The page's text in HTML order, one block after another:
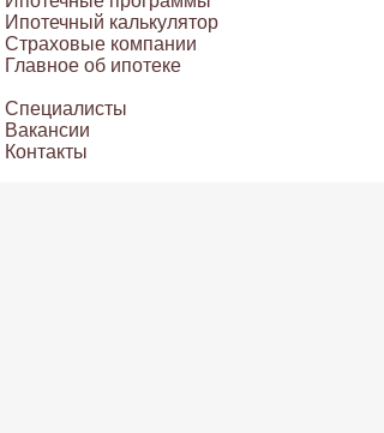
Ипотечный калькулятор
Страховые компании
Главное об ипотеке
Специалисты
Вакансии
Контакты